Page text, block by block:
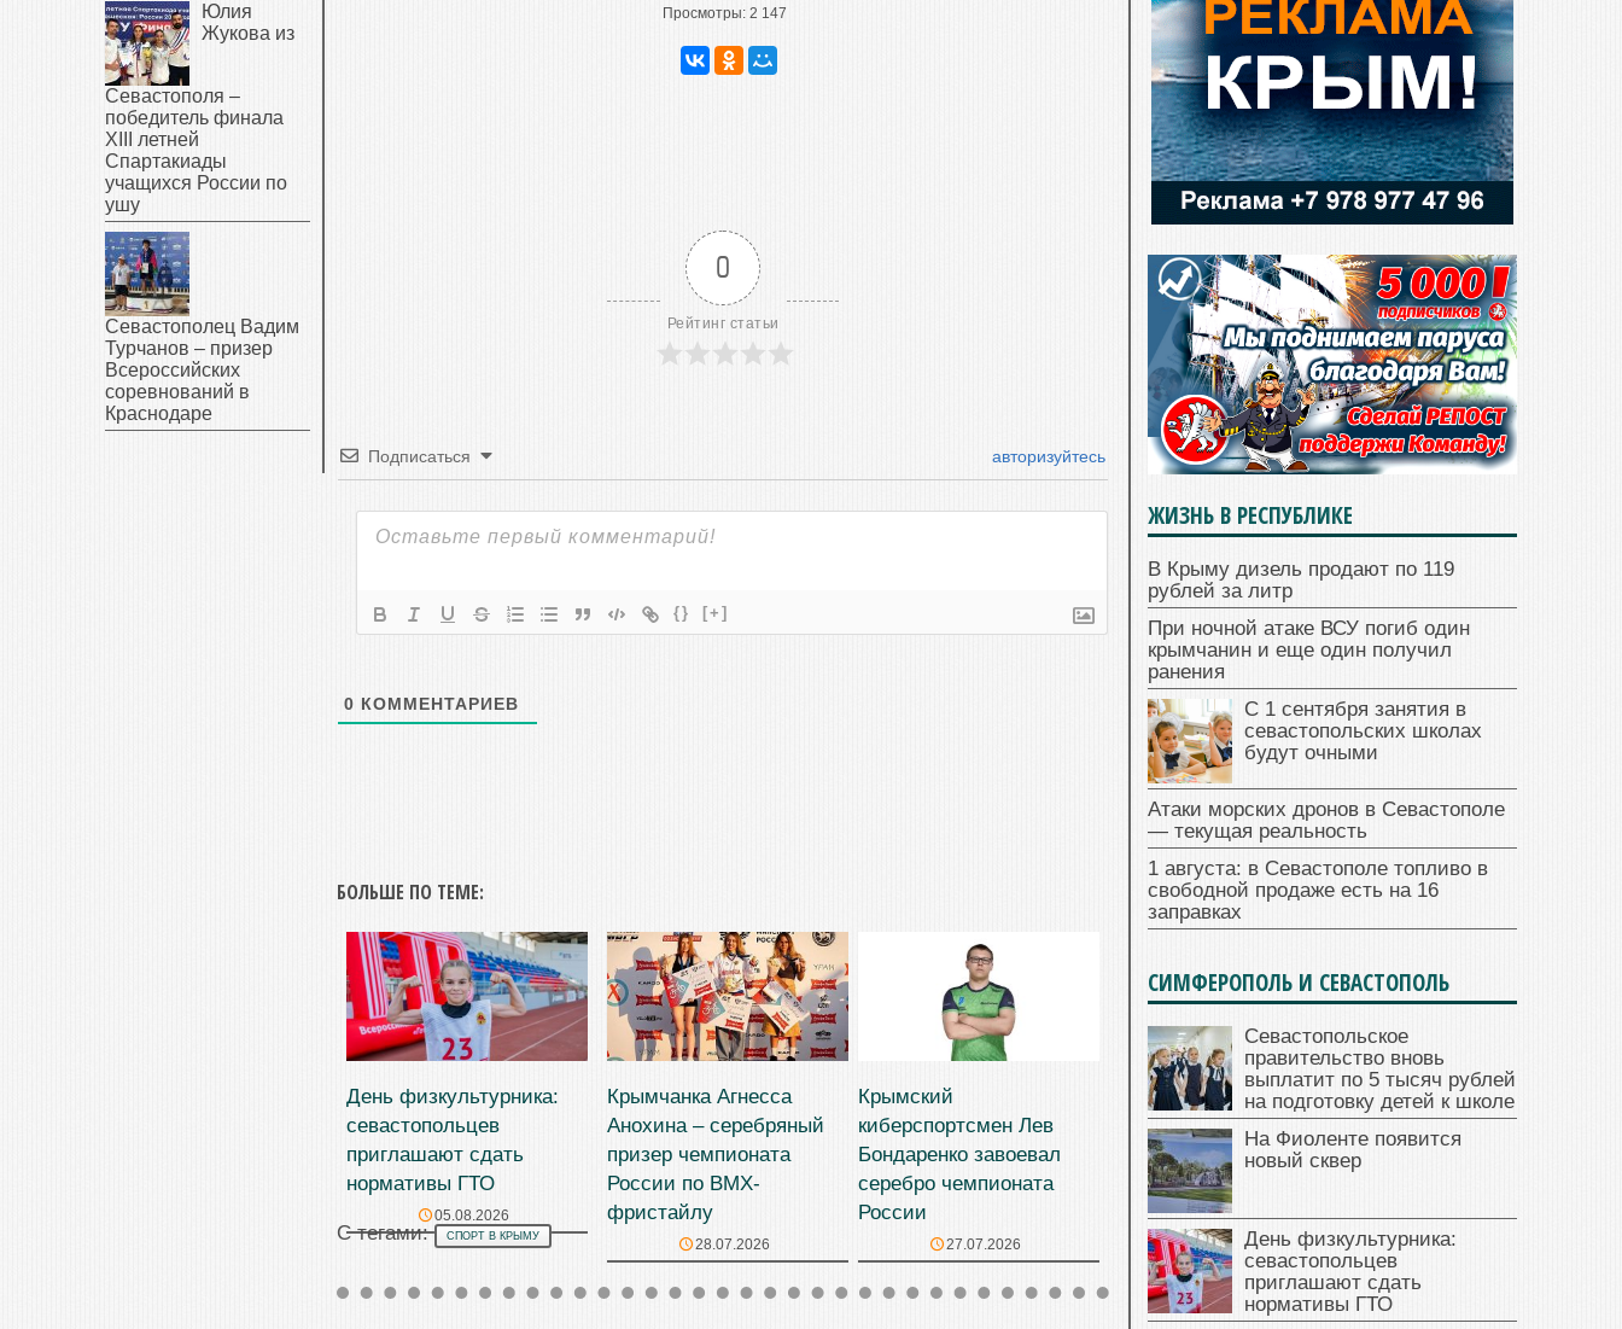
Просмотры: 2 147
0
Рейтинг статьи
Подписаться авторизуйтесь
{} [+]
0 КОММЕНТАРИЕВ
БОЛЬШЕ ПО ТЕМЕ:
День физкультурника:
севастопольцев
приглашают сдать
нормативы ГТО
05.08.2026
Крымчанка Агнесса
Анохина – серебряный
призер чемпионата
России по BMX-
фристайлу
28.07.2026
Крымский
киберспортсмен Лев
Бондаренко завоевал
серебро чемпионата
России
27.07.2026
С тегами: СПОРТ В КРЫМУ
Юлия
Жукова из
Севастополя –
победитель финала
XIII летней
Спартакиады
учащихся России по
ушу
Севастополец Вадим
Турчанов – призер
Всероссийских
соревнований в
Краснодаре
ЖИЗНЬ В РЕСПУБЛИКЕ
В Крыму дизель продают по 119
рублей за литр
При ночной атаке ВСУ погиб один
крымчанин и еще один получил
ранения
С 1 сентября занятия в
севастопольских школах
будут очными
Атаки морских дронов в Севастополе
— текущая реальность
1 августа: в Севастополе топливо в
свободной продаже есть на 16
заправках
СИМФЕРОПОЛЬ И СЕВАСТОПОЛЬ
Севастопольское
правительство вновь
выплатит по 5 тысяч рублей
на подготовку детей к школе
На Фиоленте появится
новый сквер
День физкультурника:
севастопольцев
приглашают сдать
нормативы ГТО